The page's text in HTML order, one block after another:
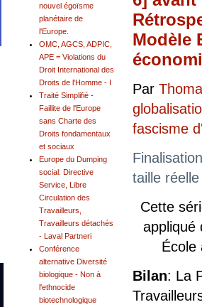
Modèle
Par
fascisme
taille
Cette
appliqué
École
Bilan: La
nouvel égoïsme
planétaire de
l'Europe.
OMC, AGCS, ADPIC,
APE = Violations du
Droit International des
Droits de l'Homme - I
Traité Simplifié -
Faillite de l'Europe
sans Charte des
Droits fondamentaux
et sociaux
Europe du Dumping
social: Directive
Service, Libre
Circulation des
Travailleurs,
Travailleurs détachés
- Laval Partneri
Conférence
alternative Diversité
biologique - Non à
l'ethnocide
biotechnologique